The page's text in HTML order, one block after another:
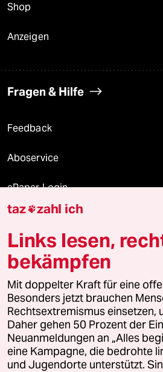
Shop
Anzeigen
Fragen & Hilfe
Feedback
Aboservice
ePaper Login
Downloads für Abonnierende
© 2026 taz Verlags und Vertriebs
Alle Rechte vorbehalten. Bei rechtlichen
wenden Sie sich bitte an
lizenzen@taz.de
Feedback Redaktionsstatut
Leitlinie Informant Datenschutz
taz zahl ich
Links lesen,
bekämpfen
Mit doppelter Kraft für eine
Besonders jetzt brauchen
Rechtsextremismus einsetzen,
Daher gehen 50 Prozent der
Neuanmeldungen an „Alles
eine Kampagne, die bedrohte
und Jugendorte unterstützt.